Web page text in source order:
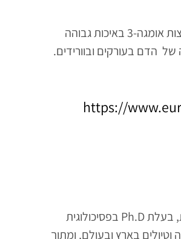
שמן דג קוד נורווגי בכבישה קרה הוא המרכיב התזונתי האידאלי הודות לכך שהוא מספק חומצות אומגה-3 באיכות גבוהה
הדם בעורקים ובוורידים.
https://
ד"ר בן אלכהא, רופא במקצועו MD ובעל דוקטורט בנוירו-פיזיולוגיה Ph.D, אב לטמינה, ורונית, בעלת Ph.D בפסיכולוגית
וטיולים בארץ ובעולם, ומתוך